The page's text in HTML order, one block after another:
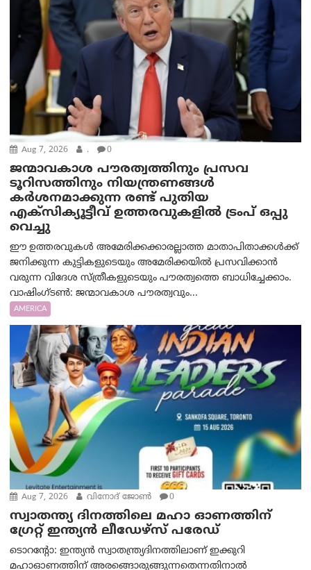
Aug 7, 2026 . 0
ജന്മാവകാശ പൗരത്വത്തിനും പ്രസവ
ടൂറിസത്തിനും നിയന്ത്രണങ്ങൾ
കർശനമാക്കുന്ന രണ്ട് പുതിയ
എക്സിക്യൂട്ടീവ് ഉത്തരവുകളിൽ ട്രംപ് ഒപ്പു
വെച്ചു
ഈ ഉത്തരവുകൾ അമേരിക്കക്കാരല്ലാത്ത മാതാപിതാക്കൾക്ക്
ജനിക്കുന്ന കുട്ടികളുടെയും അമേരിക്കയിൽ പ്രസവിക്കാൻ
വരുന്ന വിദേശ സ്ത്രീകളുടെയും പൗരത്വത്തെ ബാധിച്ചേക്കാം.
വാഷിംഗ്ടണ്‍: ജന്മാവകാശ പൗരത്വവും...
AMERICA
Aug 7, 2026 വിനോദ് ജോൺ 0
സ്വാതന്ത്യ ദിനത്തിലെ മഹാ ഓണത്തിന്
ഗ്രേറ്റ് ഇന്ത്യൻ ലീഡേഴ്സ് പരേഡ്
ടൊറന്റോ: ഇന്ത്യൻ സ്വാതന്ത്ര്യദിനത്തിലാണ് ഇക്കുറി
മഹാഓണത്തിന് അരങ്ങൊരുങ്ങുന്നതെന്നതിനാൽ